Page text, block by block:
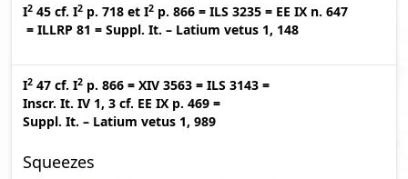
I2 45 cf. I2 p. 718 et I2 p. 866 = ILS 3235 = EE IX n. 647
= ILLRP 81 = Suppl. It. – Latium vetus 1, 148
I2 47 cf. I2 p. 866 = XIV 3563 = ILS 3143 =
Inscr. It. IV 1, 3 cf. EE IX p. 469 =
Suppl. It. – Latium vetus 1, 989
Squeezes